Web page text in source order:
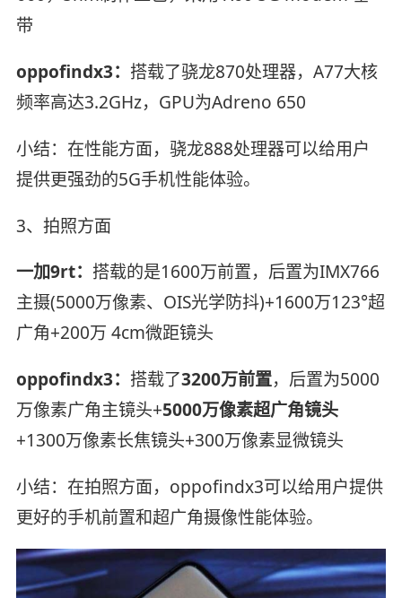
带
oppofindx3​： 搭载了骁龙870处理器，A77大核
频率高达3.2GHz，GPU为Adreno 650
小结：在性能方面，骁龙888处理器可以给用户
提供更强劲的5G手机性能体验。
3、拍照方面
一加9rt： 搭载的是1600万前置，后置为IMX766
主摄(5000万像素、OIS光学防抖)+1600万123°超
广角+200万 4cm微距镜头
oppofindx3​： 搭载了3200万前置，后置为5000
万像素广角主镜头+5000万像素超广角镜头
+1300万像素长焦镜头+300万像素显微镜头
小结：在拍照方面，oppofindx3可以给用户提供
更好的手机前置和超广角摄像性能体验。